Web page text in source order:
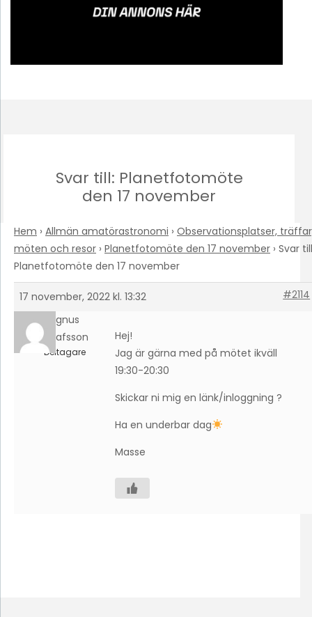
Svar till: Planetfotomöte
den 17 november
Hem › Allmän amatörastronomi › Observationsplatser,
möten och resor › Planetfotomöte den 17 november › Svar
Planetfotomöte den 17 november
17 november, 2022 kl. 13:32
#2114
Magnus
Gustafsson
Deltagare
Hej!
Jag är gärna med på mötet ikväll
19:30-20:30
Skickar ni mig en länk/inloggning ?
Ha en underbar dag
Masse